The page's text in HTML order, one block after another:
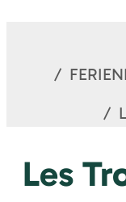
Les